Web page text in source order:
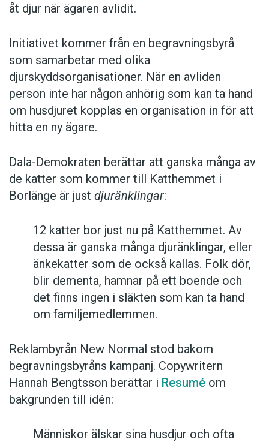
åt djur när ägaren avlidit.
Initiativet kommer från en begravningsbyrå
som samarbetar med olika
djurskyddsorganisationer. När en avliden
person inte har någon anhörig som kan ta hand
om husdjuret kopplas en organisation in för att
hitta en ny ägare.
Dala-Demokraten berättar att ganska många av
de katter som kommer till Katthemmet i
Borlänge är just djuränklingar:
12 katter bor just nu på Katthemmet. Av
dessa är ganska många djuränklingar, eller
änkekatter som de också kallas. Folk dör,
blir dementa, hamnar på ett boende och
det finns ingen i släkten som kan ta hand
om familjemedlemmen.
Reklambyrån New Normal stod bakom
begravningsbyråns kampanj. Copywritern
Hannah Bengtsson berättar i Resumé om
bakgrunden till idén:
Människor älskar sina husdjur och ofta